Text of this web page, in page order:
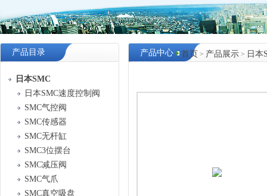
产品目录
日本SMC
日本SMC速度控制阀
SMC气控阀
SMC传感器
SMC无杆缸
SMC3位摆台
SMC减压阀
SMC气爪
SMC真空吸盘
首页 > 产品展示 > 日本
产品中心